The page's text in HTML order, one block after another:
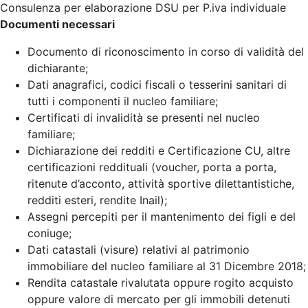
Consulenza per elaborazione DSU per P.iva individuale
Documenti necessari
Documento di riconoscimento in corso di validità del
dichiarante;
Dati anagrafici, codici fiscali o tesserini sanitari di
tutti i componenti il nucleo familiare;
Certificati di invalidità se presenti nel nucleo
familiare;
Dichiarazione dei redditi e Certificazione CU, altre
certificazioni reddituali (voucher, porta a porta,
ritenute d’acconto, attività sportive dilettantistiche,
redditi esteri, rendite Inail);
Assegni percepiti per il mantenimento dei figli e del
coniuge;
Dati catastali (visure) relativi al patrimonio
immobiliare del nucleo familiare al 31 Dicembre 2018;
Rendita catastale rivalutata oppure rogito acquisto
oppure valore di mercato per gli immobili detenuti